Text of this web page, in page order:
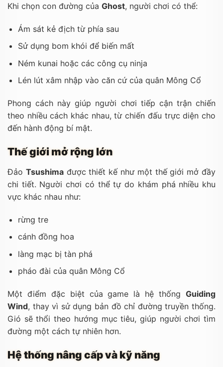
Khi chọn con đường của Ghost, người chơi có thể:
Ám sát kẻ địch từ phía sau
Sử dụng bom khói để biến mất
Ném kunai hoặc các công cụ ninja
Lén lút xâm nhập vào căn cứ của quân Mông Cổ
Phong cách này giúp người chơi tiếp cận trận chiến
theo nhiều cách khác nhau, từ chiến đấu trực diện cho
đến hành động bí mật.
Thế giới mở rộng lớn
Đảo Tsushimađược thiết kế như một thế giới mở đầy
chi tiết. Người chơi có thể tự do khám phá nhiều khu
vực khác nhau như:
rừng tre
cánh đồng hoa
làng mạc bị tàn phá
pháo đài của quân Mông Cổ
Một điểm đặc biệt của game là hệ thống Guiding
Wind, thay vì sử dụng bản đồ chỉ đường truyền thống.
Gió sẽ thổi theo hướng mục tiêu, giúp người chơi tìm
đường một cách tự nhiên hơn.
Hệ thống nâng cấp và kỹ năng